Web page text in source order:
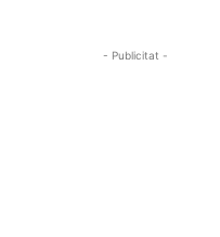
- Publicitat -